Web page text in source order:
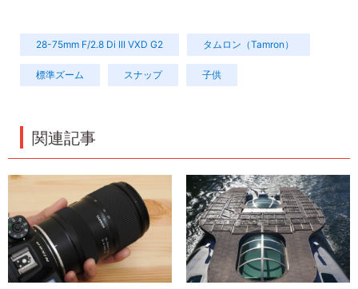
28-75mm F/2.8 Di III VXD G2 タムロン（Tamron）
標準ズーム スナップ 子供
関連記事